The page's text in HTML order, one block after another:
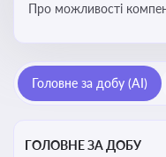
Про можливості
Головне за добу (AI)
ГОЛОВНЕ ЗА ДОБУ